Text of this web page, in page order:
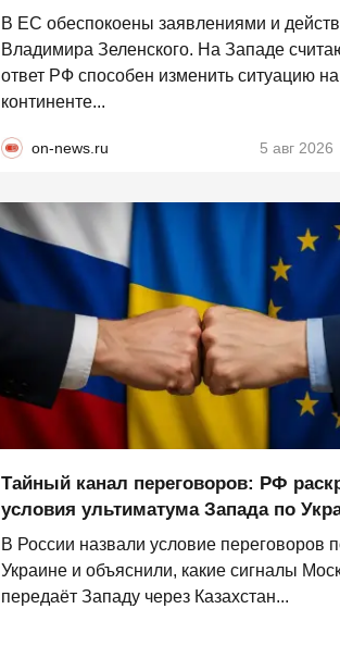
В ЕС обеспокоены заявлениями и
Владимира Зеленского. На Западе
ответ РФ способен изменить ситуацию
континенте...
on-news.ru 5 авг 2026
Тайный канал переговоров: РФ
условия ультиматума Запада по
В России назвали условие переговоров
Украине и объяснили, какие сигналы
передаёт Западу через Казахстан...